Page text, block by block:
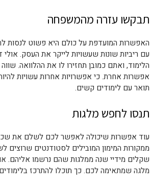
תבקשו עזרה מהמשפחה
האפשרות המועדפת על כולם היא פשוט לנסות
עם ריביות שונות שעשויות לייקר את העסק.
הלימוד, ואתם כמובן תחזירו לו את ההלוואה.
אפשרות אחרת. כי אפשרויות אחרות עשויות
תואר עם לימודים קשים.
תנסו לחפש מלגות
עוד אפשרות שיכולה לאפשר לכם לשלם את שכר
ממקורות המימון המובילים לסטודנטים
שקלים מידיי שנה ממלגות שהם נרשמו אליהם.
מלגה שמתאימה לכם. כך תוכלו להתרכז